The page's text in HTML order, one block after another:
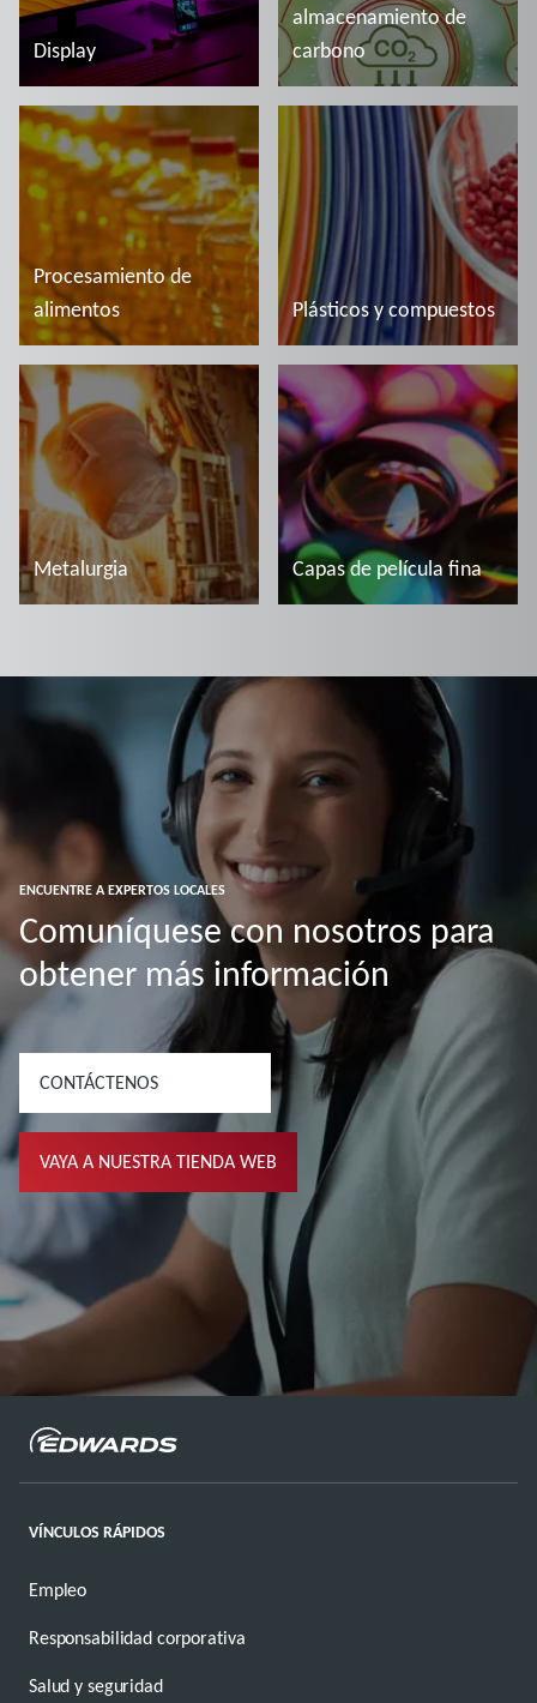
Display
Más información
almacenamiento de
carbono
Más información
Procesamiento de
alimentos
Más información
Plásticos y compuestos
Más información
Metalurgia Capas de película fina
ENCUENTRE A EXPERTOS LOCALES
Comuníquese con nosotros para
obtener más información
CONTÁCTENOS
VAYA A NUESTRA TIENDA WEB
VÍNCULOS RÁPIDOS
Empleo
Responsabilidad corporativa
Salud y seguridad